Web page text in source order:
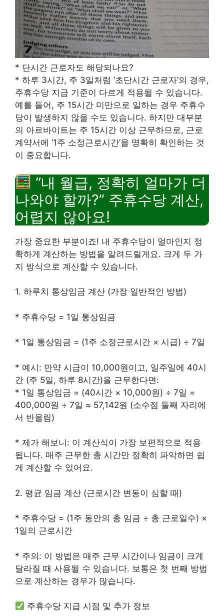
* 단시간 근로자도 해당되나요?
* 하루 3시간, 주 3일처럼 ‘초단시간 근로자’의 경우,
주휴수당 지급 기준이 다르게 적용될 수 있습니다.
예를 들어, 주 15시간 미만으로 일하는 경우 주휴수
당이 발생하지 않을 수도 있습니다. 하지만 대부분
의 아르바이트는 주 15시간 이상 근무하므로, 근로
계약서에 ‘1주 소정근로시간’을 명확히 확인하는 것
이 중요합니다.
“내 월급, 정확히 얼마가 더
나와야 할까?” 주휴수당 계산,
어렵지 않아요!
가장 중요한 부분이죠! 내 주휴수당이 얼마인지 정
확하게 계산하는 방법을 알려드릴게요. 크게 두 가
지 방식으로 계산할 수 있습니다.
1. 하루치 통상임금 계산 (가장 일반적인 방법)
* 주휴수당 = 1일 통상임금
* 1일 통상임금 = (1주 소정근로시간 × 시급) ÷ 7일
* 예시: 만약 시급이 10,000원이고, 일주일에 40시
간 (주 5일, 하루 8시간)을 근무한다면:
* 1일 통상임금 = (40시간 × 10,000원) ÷ 7일 =
400,000원 ÷ 7일 ≈ 57,142원 (소수점 둘째 자리에
서 반올림)
* 제가 해보니: 이 계산식이 가장 보편적으로 적용
됩니다. 매주 근무한 총 시간만 정확히 파악하면 쉽
게 계산할 수 있어요.
2. 평균 임금 계산 (근로시간 변동이 심할 때)
* 주휴수당 = (1주 동안의 총 임금 ÷ 총 근로일수) ×
1일의 근로시간
* 주의: 이 방법은 매주 근무 시간이나 임금이 크게
달라질 때 사용될 수 있습니다. 보통은 첫 번째 방법
으로 계산하는 경우가 많습니다.
주휴수당 지급 시점 및 추가 정보